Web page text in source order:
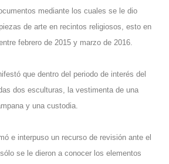
mediante los cuales se le dio
de arte en recintos religiosos, esto en
febrero de 2015 y marzo de 2016.
que dentro del periodo de interés del
dos esculturas, la vestimenta de una
y una custodia.
e interpuso un recurso de revisión ante el
se le dieron a conocer los elementos